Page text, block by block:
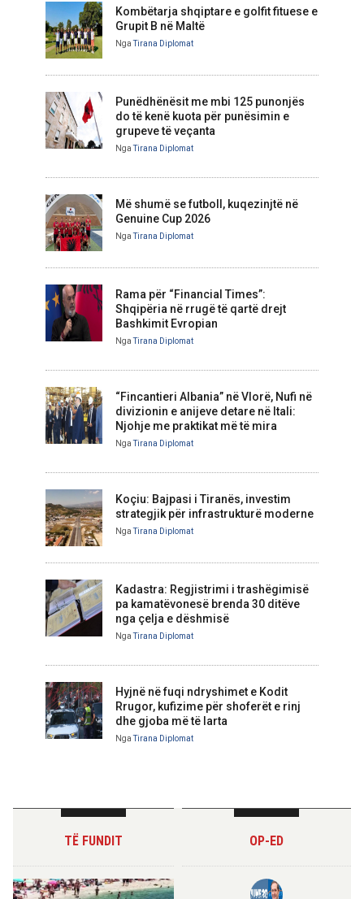
Kombëtarja shqiptare e golfit fituese e
Grupit B në Maltë
NgaTirana Diplomat
Punëdhënësit me mbi 125 punonjës
do të kenë kuota për punësimin e
grupeve të veçanta
NgaTirana Diplomat
Më shumë se futboll, kuqezinjtë në
Genuine Cup 2026
NgaTirana Diplomat
Rama për “Financial Times”:
Shqipëria në rrugë të qartë drejt
Bashkimit Evropian
NgaTirana Diplomat
“Fincantieri Albania” në Vlorë, Nufi në
divizionin e anijeve detare në Itali:
Njohje me praktikat më të mira
NgaTirana Diplomat
Koçiu: Bajpasi i Tiranës, investim
strategjik për infrastrukturë moderne
NgaTirana Diplomat
Kadastra: Regjistrimi i trashëgimisë
pa kamatëvonesë brenda 30 ditëve
nga çelja e dëshmisë
NgaTirana Diplomat
Hyjnë në fuqi ndryshimet e Kodit
Rrugor, kufizime për shoferët e rinj
dhe gjoba më të larta
NgaTirana Diplomat
TË FUNDIT OP-ED